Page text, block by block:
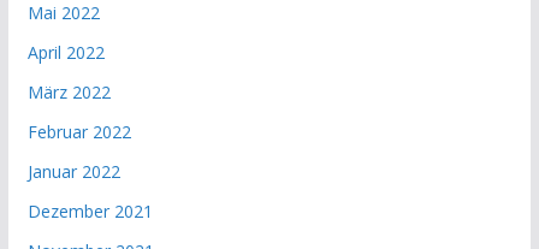
Mai 2022
April 2022
März 2022
Februar 2022
Januar 2022
Dezember 2021